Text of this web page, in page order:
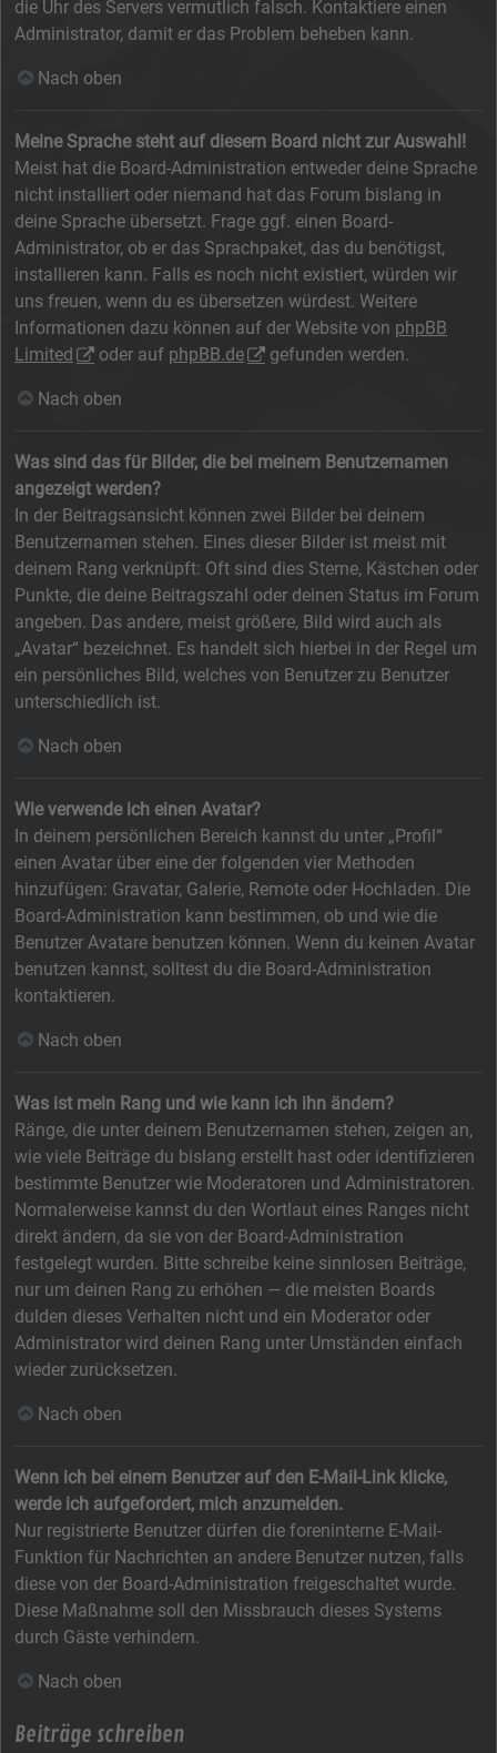
die Uhr des Servers vermutlich falsch. Kontaktiere einen
Administrator, damit er das Problem beheben kann.
Nach oben
Meine Sprache steht auf diesem Board nicht zur Auswahl!
Meist hat die Board-Administration entweder deine Sprache
nicht installiert oder niemand hat das Forum bislang in
deine Sprache übersetzt. Frage ggf. einen Board-
Administrator, ob er das Sprachpaket, das du benötigst,
installieren kann. Falls es noch nicht existiert, würden wir
uns freuen, wenn du es übersetzen würdest. Weitere
Informationen dazu können auf der Website von phpBB
Limited
oder auf phpBB.de gefunden werden.
Nach oben
Was sind das für Bilder, die bei meinem Benutzernamen
angezeigt werden?
In der Beitragsansicht können zwei Bilder bei deinem
Benutzernamen stehen. Eines dieser Bilder ist meist mit
deinem Rang verknüpft: Oft sind dies Sterne, Kästchen oder
Punkte, die deine Beitragszahl oder deinen Status im Forum
angeben. Das andere, meist größere, Bild wird auch als
„Avatar“ bezeichnet. Es handelt sich hierbei in der Regel um
ein persönliches Bild, welches von Benutzer zu Benutzer
unterschiedlich ist.
Nach oben
Wie verwende ich einen Avatar?
In deinem persönlichen Bereich kannst du unter „Profil“
einen Avatar über eine der folgenden vier Methoden
hinzufügen: Gravatar, Galerie, Remote oder Hochladen. Die
Board-Administration kann bestimmen, ob und wie die
Benutzer Avatare benutzen können. Wenn du keinen Avatar
benutzen kannst, solltest du die Board-Administration
kontaktieren.
Nach oben
Was ist mein Rang und wie kann ich ihn ändern?
Ränge, die unter deinem Benutzernamen stehen, zeigen an,
wie viele Beiträge du bislang erstellt hast oder identifizieren
bestimmte Benutzer wie Moderatoren und Administratoren.
Normalerweise kannst du den Wortlaut eines Ranges nicht
direkt ändern, da sie von der Board-Administration
festgelegt wurden. Bitte schreibe keine sinnlosen Beiträge,
nur um deinen Rang zu erhöhen — die meisten Boards
dulden dieses Verhalten nicht und ein Moderator oder
Administrator wird deinen Rang unter Umständen einfach
wieder zurücksetzen.
Nach oben
Wenn ich bei einem Benutzer auf den E-Mail-Link klicke,
werde ich aufgefordert, mich anzumelden.
Nur registrierte Benutzer dürfen die foreninterne E-Mail-
Funktion für Nachrichten an andere Benutzer nutzen, falls
diese von der Board-Administration freigeschaltet wurde.
Diese Maßnahme soll den Missbrauch dieses Systems
durch Gäste verhindern.
Nach oben
Beiträge schreiben